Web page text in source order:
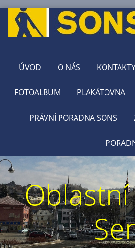
ÚVOD O NÁS KONTAKTY
FOTOALBUM PLAKÁTOVNA
PRÁVNÍ PORADNA SONS